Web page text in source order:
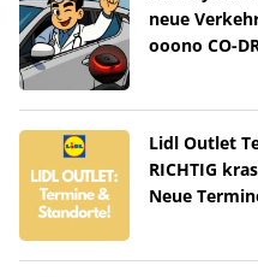
neue
ooono CO-
Lidl Outlet
RICHTIG
Neue